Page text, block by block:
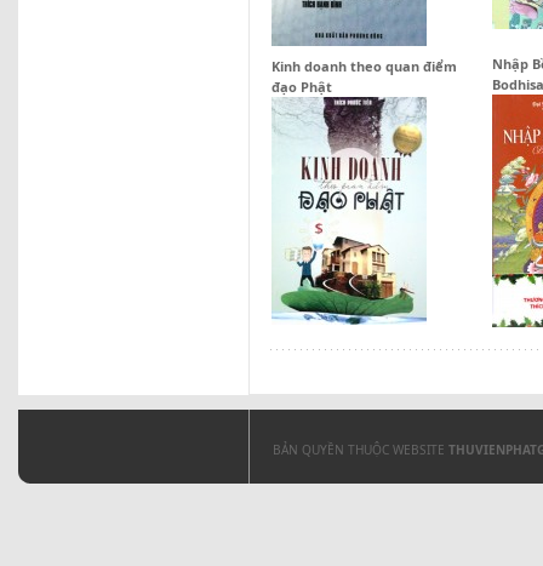
Kinh doanh theo quan điểm
đạo Phật
Nhập
BẢN QUYỀN THUỘC WEBSITE